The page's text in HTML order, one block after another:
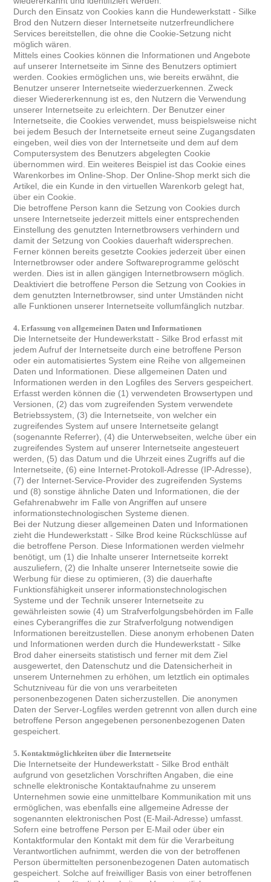
Durch den Einsatz von Cookies kann die Hundewerkstatt - Silke
Brod den Nutzern dieser Internetseite nutzerfreundlichere
Services bereitstellen, die ohne die Cookie-Setzung nicht
möglich wären.
Mittels eines Cookies können die Informationen und Angebote
auf unserer Internetseite im Sinne des Benutzers optimiert
werden. Cookies ermöglichen uns, wie bereits erwähnt, die
Benutzer unserer Internetseite wiederzuerkennen. Zweck
dieser Wiedererkennung ist es, den Nutzern die Verwendung
unserer Internetseite zu erleichtern. Der Benutzer einer
Internetseite, die Cookies verwendet, muss beispielsweise nicht
bei jedem Besuch der Internetseite erneut seine Zugangsdaten
eingeben, weil dies von der Internetseite und dem auf dem
Computersystem des Benutzers abgelegten Cookie
übernommen wird. Ein weiteres Beispiel ist das Cookie eines
Warenkorbes im Online-Shop. Der Online-Shop merkt sich die
Artikel, die ein Kunde in den virtuellen Warenkorb gelegt hat,
über ein Cookie.
Die betroffene Person kann die Setzung von Cookies durch
unsere Internetseite jederzeit mittels einer entsprechenden
Einstellung des genutzten Internetbrowsers verhindern und
damit der Setzung von Cookies dauerhaft widersprechen.
Ferner können bereits gesetzte Cookies jederzeit über einen
Internetbrowser oder andere Softwareprogramme gelöscht
werden. Dies ist in allen gängigen Internetbrowsern möglich.
Deaktiviert die betroffene Person die Setzung von Cookies in
dem genutzten Internetbrowser, sind unter Umständen nicht
alle Funktionen unserer Internetseite vollumfänglich nutzbar.
4. Erfassung von allgemeinen Daten und Informationen
Die Internetseite der Hundewerkstatt - Silke Brod erfasst mit
jedem Aufruf der Internetseite durch eine betroffene Person
oder ein automatisiertes System eine Reihe von allgemeinen
Daten und Informationen. Diese allgemeinen Daten und
Informationen werden in den Logfiles des Servers gespeichert.
Erfasst werden können die (1) verwendeten Browsertypen und
Versionen, (2) das vom zugreifenden System verwendete
Betriebssystem, (3) die Internetseite, von welcher ein
zugreifendes System auf unsere Internetseite gelangt
(sogenannte Referrer), (4) die Unterwebseiten, welche über ein
zugreifendes System auf unserer Internetseite angesteuert
werden, (5) das Datum und die Uhrzeit eines Zugriffs auf die
Internetseite, (6) eine Internet-Protokoll-Adresse (IP-Adresse),
(7) der Internet-Service-Provider des zugreifenden Systems
und (8) sonstige ähnliche Daten und Informationen, die der
Gefahrenabwehr im Falle von Angriffen auf unsere
informationstechnologischen Systeme dienen.
Bei der Nutzung dieser allgemeinen Daten und Informationen
zieht die Hundewerkstatt - Silke Brod keine Rückschlüsse auf
die betroffene Person. Diese Informationen werden vielmehr
benötigt, um (1) die Inhalte unserer Internetseite korrekt
auszuliefern, (2) die Inhalte unserer Internetseite sowie die
Werbung für diese zu optimieren, (3) die dauerhafte
Funktionsfähigkeit unserer informationstechnologischen
Systeme und der Technik unserer Internetseite zu
gewährleisten sowie (4) um Strafverfolgungsbehörden im Falle
eines Cyberangriffes die zur Strafverfolgung notwendigen
Informationen bereitzustellen. Diese anonym erhobenen Daten
und Informationen werden durch die Hundewerkstatt - Silke
Brod daher einerseits statistisch und ferner mit dem Ziel
ausgewertet, den Datenschutz und die Datensicherheit in
unserem Unternehmen zu erhöhen, um letztlich ein optimales
Schutzniveau für die von uns verarbeiteten
personenbezogenen Daten sicherzustellen. Die anonymen
Daten der Server-Logfiles werden getrennt von allen durch eine
betroffene Person angegebenen personenbezogenen Daten
gespeichert.
5. Kontaktmöglichkeiten über die Internetseite
Die Internetseite der Hundewerkstatt - Silke Brod enthält
aufgrund von gesetzlichen Vorschriften Angaben, die eine
schnelle elektronische Kontaktaufnahme zu unserem
Unternehmen sowie eine unmittelbare Kommunikation mit uns
ermöglichen, was ebenfalls eine allgemeine Adresse der
sogenannten elektronischen Post (E-Mail-Adresse) umfasst.
Sofern eine betroffene Person per E-Mail oder über ein
Kontaktformular den Kontakt mit dem für die Verarbeitung
Verantwortlichen aufnimmt, werden die von der betroffenen
Person übermittelten personenbezogenen Daten automatisch
gespeichert. Solche auf freiwilliger Basis von einer betroffenen